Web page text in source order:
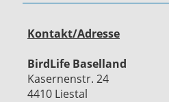
Kontakt/Adresse
BirdLife Baselland
Kasernenstr. 24
4410 Liestal